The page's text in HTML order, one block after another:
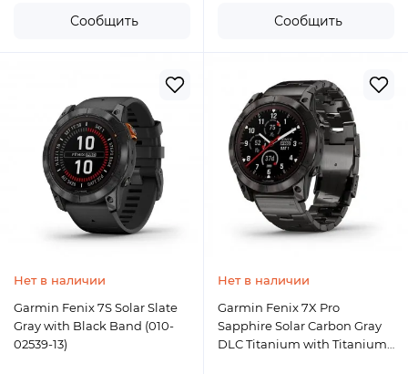
Сообщить Сообщить
Нет в наличии
Garmin Fenix 7S Solar Slate
Gray with Black Band (010-
02539-13)
Нет в наличии
Garmin Fenix 7X Pro
Sapphire Solar Carbon Gray
DLC Titanium with Titanium